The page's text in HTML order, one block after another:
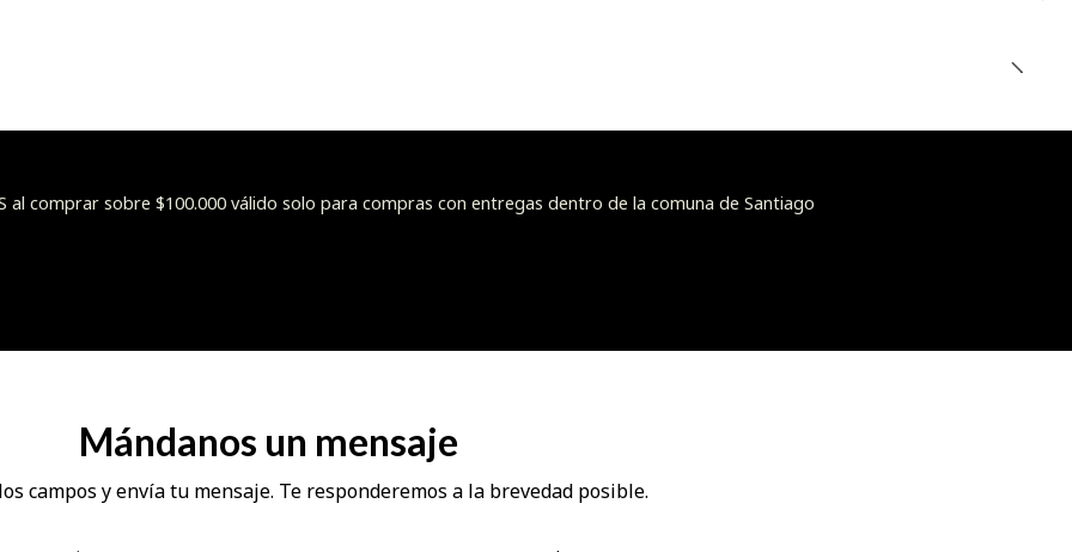
comprar sobre $100.000 válido solo para compras con entregas dentro de la comuna de Santiago
Mándanos un mensaje
campos y envía tu mensaje. Te responderemos a la brevedad posible.